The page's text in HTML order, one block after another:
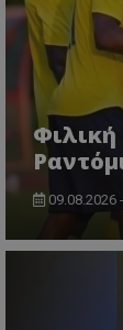
09.08.2026